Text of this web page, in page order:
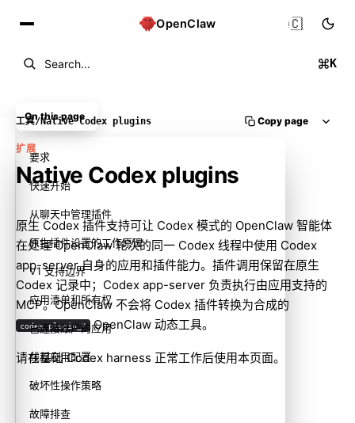
OpenClaw
Search... K
🇨🇳
工具/Native Codex plugins Copy page
扩展
Native Codex plugins
原生 Codex 插件支持可让 Codex 模式的 OpenClaw 智能体
在处理 OpenClaw 轮次的同一 Codex 线程中使用 Codex
app-server 自身的应用和插件能力。插件调用保留在原生
Codex 记录中；Codex app-server 负责执行由应用支持的
MCP。OpenClaw 不会将 Codex 插件转换为合成的
codex_plugin_* OpenClaw 动态工具。
请在基础Codex harness 正常工作后使用本页面。
On this page
要求
快速开始
从聊天中管理插件
原生插件设置的工作原理
V1 支持边界
应用清单和所有权
已连接账户的应用
线程应用配置
破坏性操作策略
故障排查